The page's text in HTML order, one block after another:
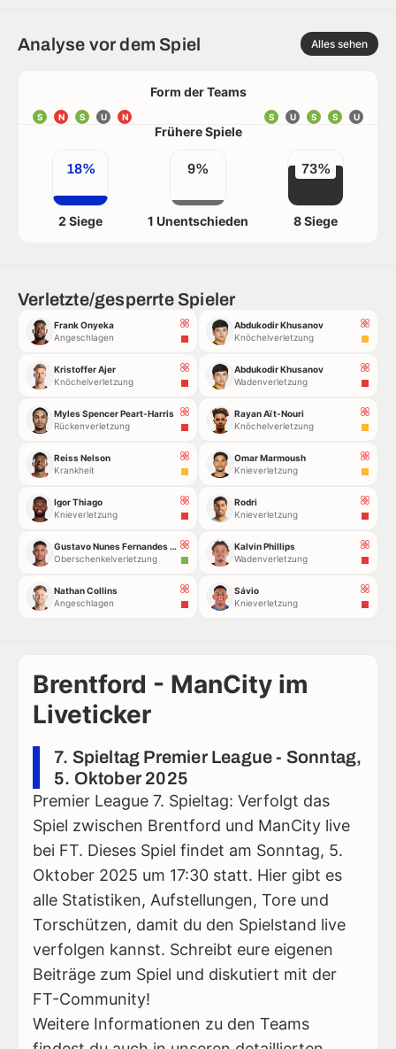
Analyse vor dem Spiel Alles sehen
Form der Teams
S N S U N U
S
S
U
S
Frühere Spiele
18%
2 Siege
9%
1 Unentschieden
73%
8 Siege
Verletzte/gesperrte Spieler
Frank Onyeka
Angeschlagen
Kristoffer Ajer
Knöchelverletzung
Myles Spencer Peart-Harris
Rückenverletzung
Reiss Nelson
Krankheit
Igor Thiago
Knieverletzung
Gustavo Nunes Fernandes Gomes
Oberschenkelverletzung
Nathan Collins
Angeschlagen
Abdukodir Khusanov
Knöchelverletzung
Abdukodir Khusanov
Wadenverletzung
Rayan Aït-Nouri
Knöchelverletzung
Omar Marmoush
Knieverletzung
Rodri
Knieverletzung
Kalvin Phillips
Wadenverletzung
Sávio
Knieverletzung
Brentford - ManCity im
Liveticker
7. Spieltag Premier League - Sonntag,
5. Oktober 2025
Premier League 7. Spieltag: Verfolgt das
Spiel zwischen Brentford und ManCity live
bei FT. Dieses Spiel findet am Sonntag, 5.
Oktober 2025 um 17:30 statt. Hier gibt es
alle Statistiken, Aufstellungen, Tore und
Torschützen, damit du den Spielstand live
verfolgen kannst. Schreibt eure eigenen
Beiträge zum Spiel und diskutiert mit der
FT-Community!
Weitere Informationen zu den Teams